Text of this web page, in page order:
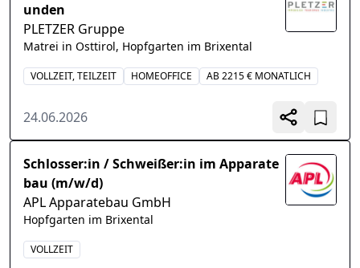
unden
PLETZER Gruppe
Matrei in Osttirol, Hopfgarten im Brixental
VOLLZEIT, TEILZEIT HOMEOFFICE AB 2215 € MONATLICH
24.06.2026
Schlosser:in / Schweißer:in im Apparate
bau (m/w/d)
APL Apparatebau GmbH
Hopfgarten im Brixental
VOLLZEIT